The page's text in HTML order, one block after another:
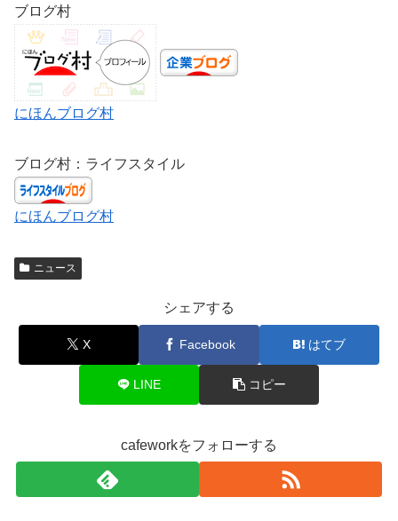
ブログ村
にほんブログ村
ブログ村：ライフスタイル
にほんブログ村
ニュース
シェアする
X Facebook はてブ
LINE コピー
cafeworkをフォローする